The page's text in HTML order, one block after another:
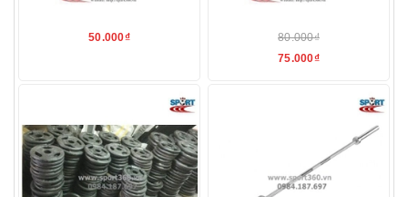
50.000₫
80.000₫
75.000₫